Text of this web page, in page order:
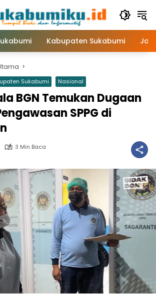
Kabupaten Sukabumi
Sukabumi Nasional
BGN Temukan Dugaan
SPPG di
3 Min Baca